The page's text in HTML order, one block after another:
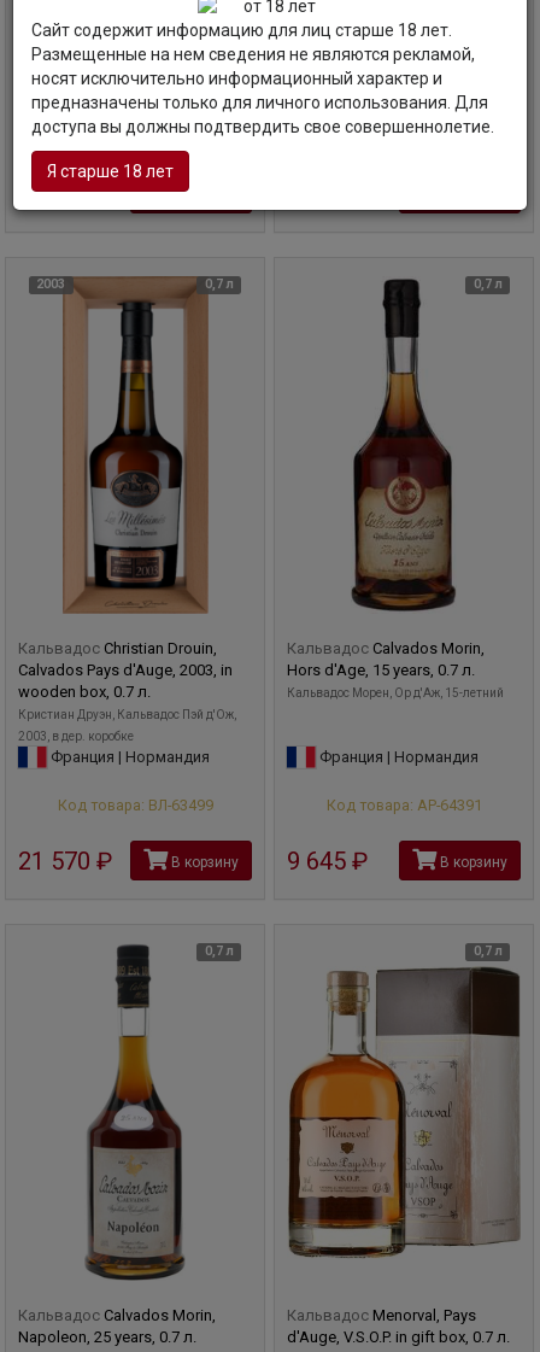
Кальвадос Морен, Аж д'Ор, 30-летний
Франция | Нормандия
Код товара: АР-56862
17 915 рубВ корзину
wooden box, 0.7 л.
Кристиан Друэн, Кальвадос Пэй д'Ож,
2002, в дер. коробке
Франция | Нормандия
Код товара: ВЛ-63498
2003 0,7 л
Кальвадос Christian Drouin,
Calvados Pays d'Auge, 2003, in
wooden box, 0.7 л.
Кристиан Друэн, Кальвадос Пэй д'Ож,
2003, в дер. коробке
Франция | Нормандия
Код товара: ВЛ-63499
21 570 рубВ корзину
0,7 л
Кальвадос Calvados Morin,
Hors d'Age, 15 years, 0.7 л.
Кальвадос Морен, Ор д'Аж, 15-летний
Франция | Нормандия
Код товара: АР-64391
9 645 руб В корзину
0,7 л
Кальвадос Calvados Morin,
Napoleon, 25 years, 0.7 л.
0,7 л
Кальвадос Menorval, Pays
d'Auge, V.S.O.P. in gift box, 0.7 л.
Сайт содержит информацию для лиц старше 18 лет.
Размещенные на нем сведения не являются рекламой,
носят исключительно информационный характер и
предназначены только для личного использования. Для
доступа вы должны подтвердить свое совершеннолетие.
Я старше 18 лет